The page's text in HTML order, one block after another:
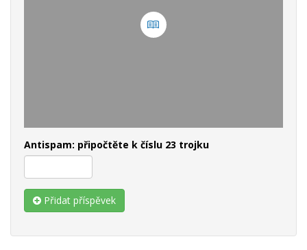
Antispam: připočtěte k číslu 23 trojku
Přidat příspěvek